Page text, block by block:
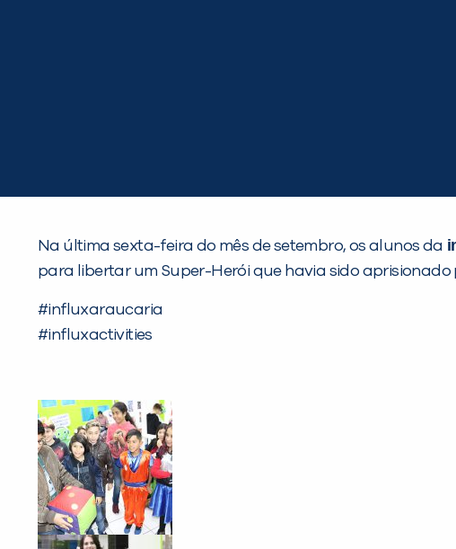
Na última sexta-feira do mês de setembro, os alunos da
para libertar um Super-Herói que havia sido aprisionado
#influxaraucaria
#influxactivities